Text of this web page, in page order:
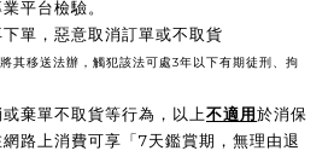
平台檢驗。
單，惡意取消訂單或不取貨
其移送法辦，觸犯該法可處3年以下有期徒刑、拘
棄單不取貨等行為，以上不適用於消保
路上消費可享「7天鑑賞期，無理由退